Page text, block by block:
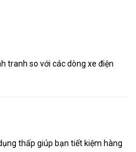
tranh so với các dòng xe điện
thấp giúp bạn tiết kiệm hàng